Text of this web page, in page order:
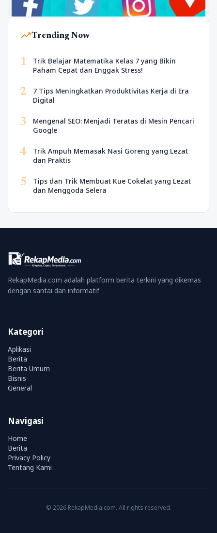
trending_upTrending Now
1
Trik Belajar Matematika Kelas 7 yang Bikin
Paham Cepat dan Enggak Stress!
2
7 Tips Meningkatkan Produktivitas Kerja di Era
Digital
3
Mengenal SEO: Menjadi Teratas di Mesin Pencari
Google
4
Trik Ampuh Memasak Nasi Goreng yang Lezat
dan Praktis
5
Tips dan Trik Membuat Kue Cokelat yang Lezat
dan Menggoda Selera
RekapMedia.com adalah platform berita terkini yang dikemas
dengan santai dan informatif
Kategori
Aplikasi
Berita
Berita Umum
Bisnis
General
Navigasi
Home
Berita
Privacy Policy
Tentang Kami
© 2026 RekapMedia.com. All rights reserved.